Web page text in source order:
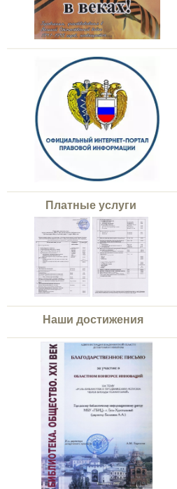
Платные услуги
Наши достижения